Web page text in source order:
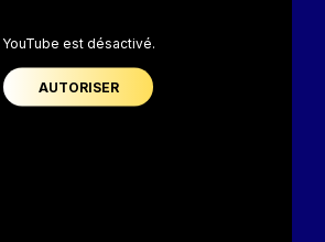
YouTube est désactivé.
AUTORISER